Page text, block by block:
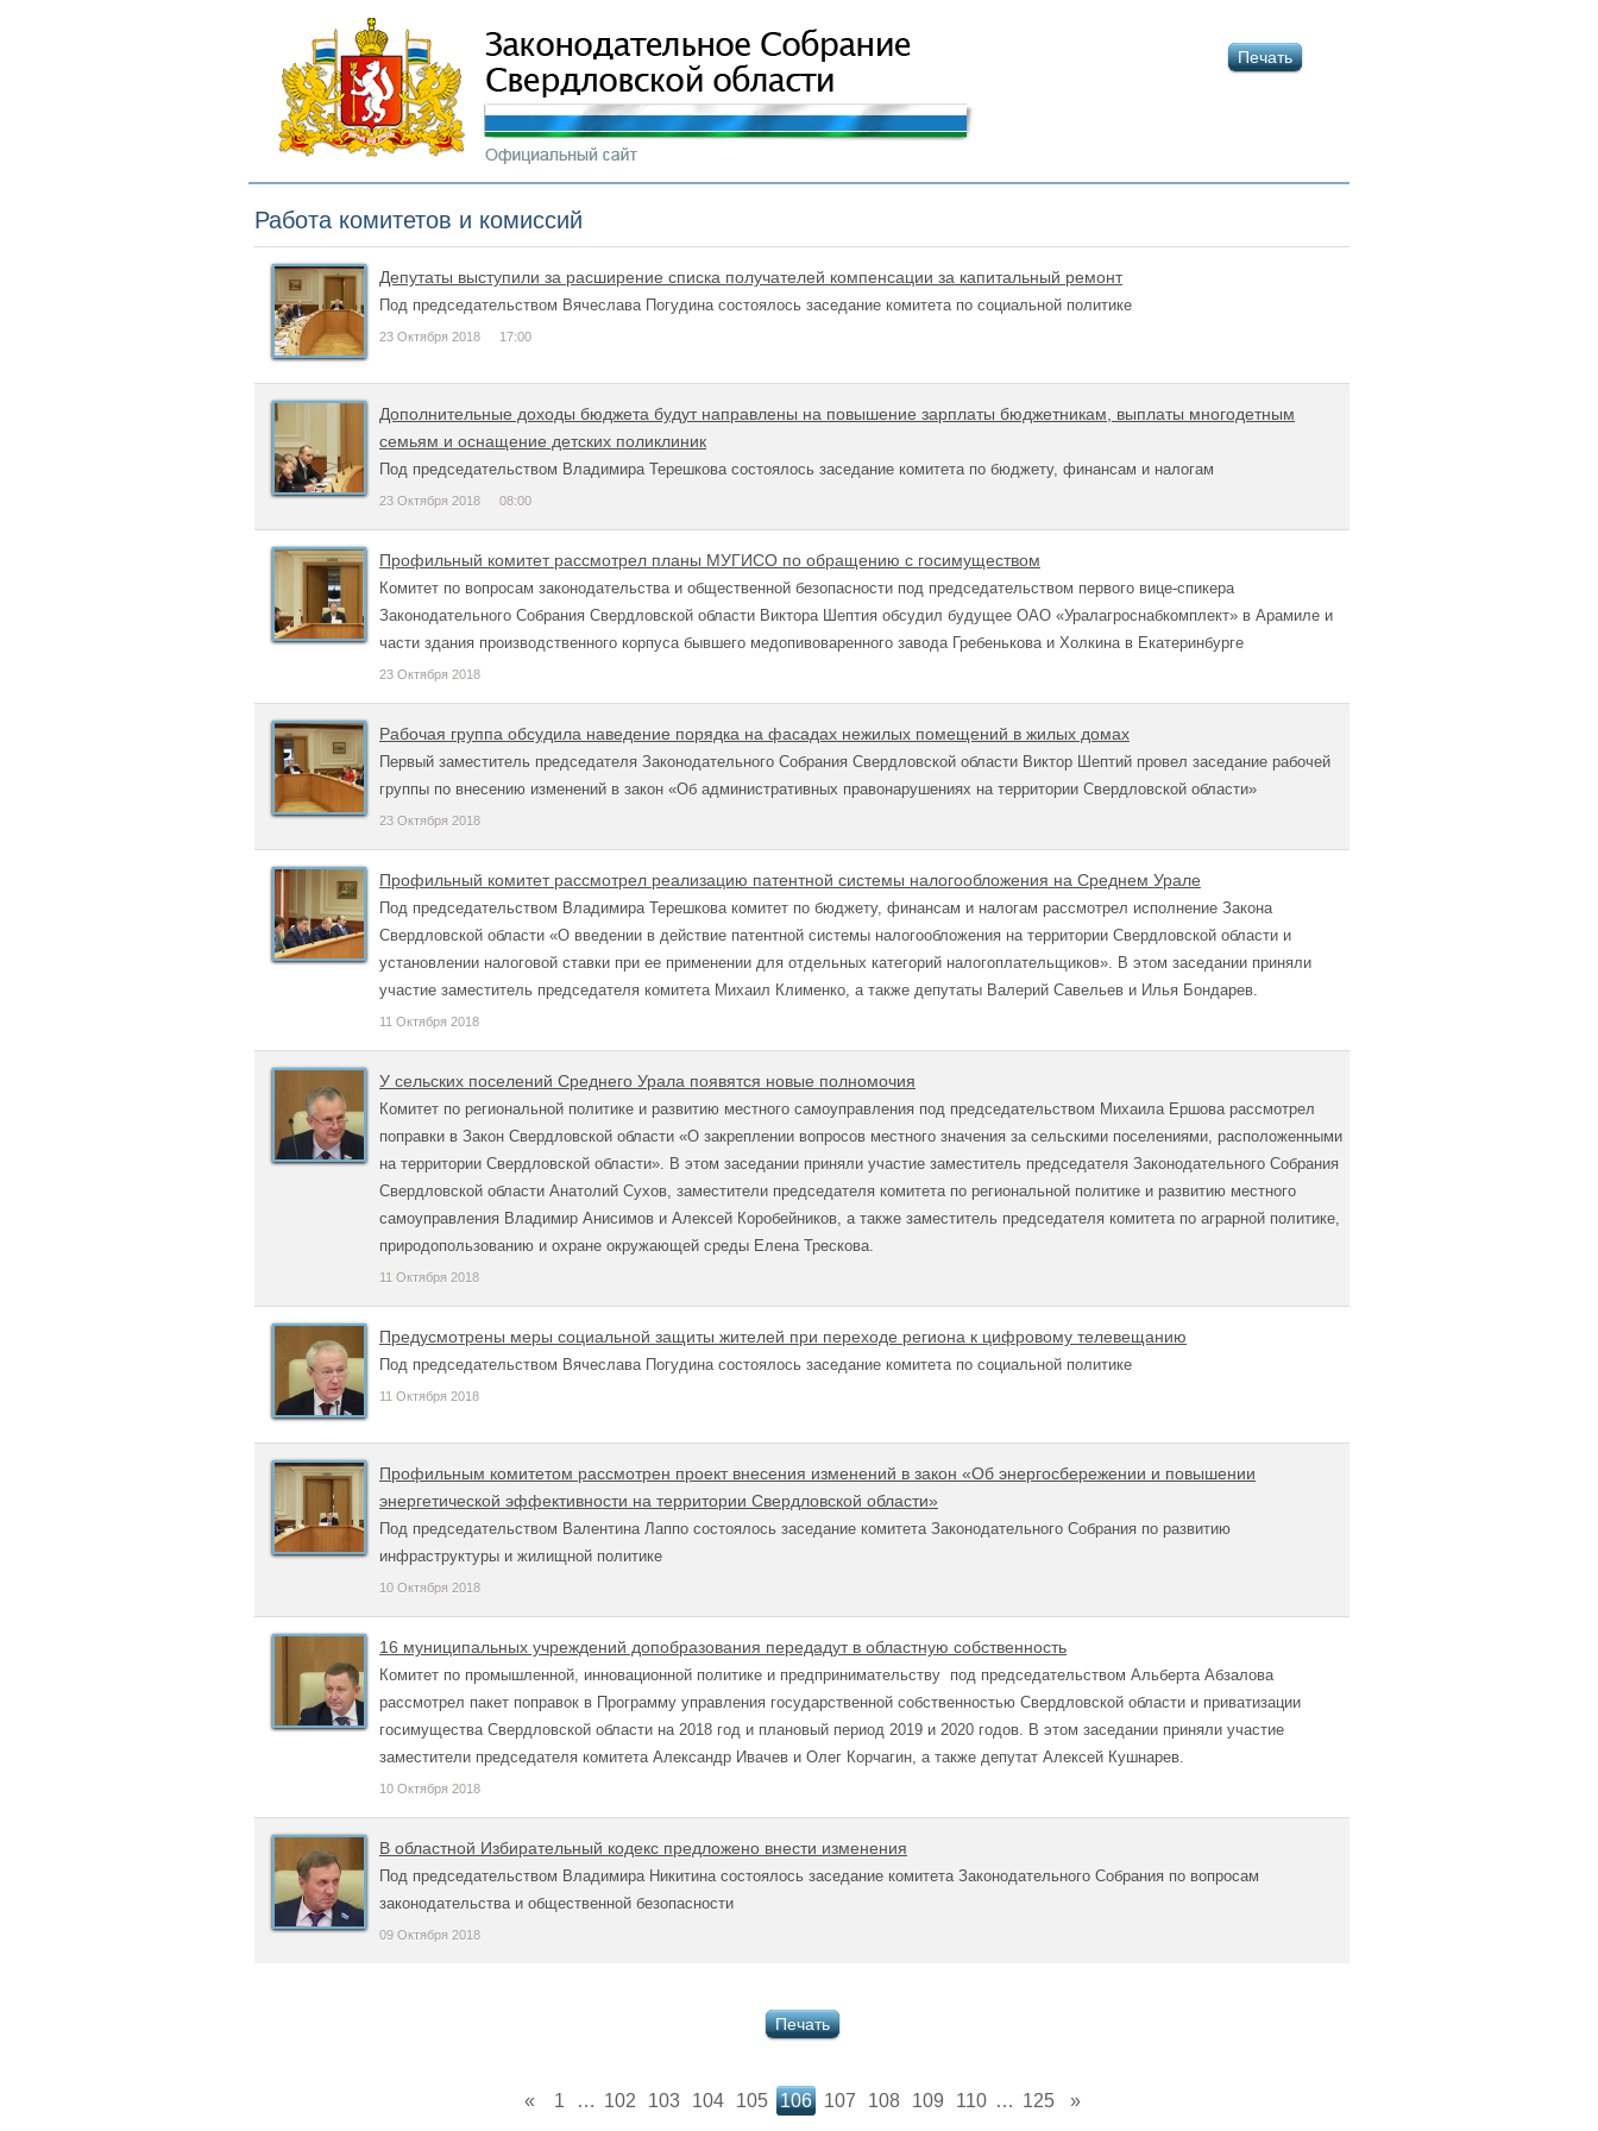
Печать
Работа комитетов и комиссий
Депутаты выступили за расширение списка получателей компенсации за капитальный ремонт
Под председательством Вячеслава Погудина состоялось заседание комитета по социальной политике
23 Октября 2018 17:00
Дополнительные доходы бюджета будут направлены на повышение зарплаты бюджетникам, выплаты многодетным
семьям и оснащение детских поликлиник
Под председательством Владимира Терешкова состоялось заседание комитета по бюджету, финансам и налогам
23 Октября 2018 08:00
Профильный комитет рассмотрел планы МУГИСО по обращению с госимуществом
Комитет по вопросам законодательства и общественной безопасности под председательством первого вице-спикера
Законодательного Собрания Свердловской области Виктора Шептия обсудил будущее ОАО «Уралагроснабкомплект» в Арамиле и
части здания производственного корпуса бывшего медопивоваренного завода Гребенькова и Холкина в Екатеринбурге
23 Октября 2018
Рабочая группа обсудила наведение порядка на фасадах нежилых помещений в жилых домах
Первый заместитель председателя Законодательного Собрания Свердловской области Виктор Шептий провел заседание рабочей
группы по внесению изменений в закон «Об административных правонарушениях на территории Свердловской области»
23 Октября 2018
Профильный комитет рассмотрел реализацию патентной системы налогообложения на Среднем Урале
Под председательством Владимира Терешкова комитет по бюджету, финансам и налогам рассмотрел исполнение Закона
Свердловской области «О введении в действие патентной системы налогообложения на территории Свердловской области и
установлении налоговой ставки при ее применении для отдельных категорий налогоплательщиков». В этом заседании приняли
участие заместитель председателя комитета Михаил Клименко, а также депутаты Валерий Савельев и Илья Бондарев.
11 Октября 2018
У сельских поселений Среднего Урала появятся новые полномочия
Комитет по региональной политике и развитию местного самоуправления под председательством Михаила Ершова рассмотрел
поправки в Закон Свердловской области «О закреплении вопросов местного значения за сельскими поселениями, расположенными
на территории Свердловской области». В этом заседании приняли участие заместитель председателя Законодательного Собрания
Свердловской области Анатолий Сухов, заместители председателя комитета по региональной политике и развитию местного
самоуправления Владимир Анисимов и Алексей Коробейников, а также заместитель председателя комитета по аграрной политике,
природопользованию и охране окружающей среды Елена Трескова.
11 Октября 2018
Предусмотрены меры социальной защиты жителей при переходе региона к цифровому телевещанию
Под председательством Вячеслава Погудина состоялось заседание комитета по социальной политике
11 Октября 2018
Профильным комитетом рассмотрен проект внесения изменений в закон «Об энергосбережении и повышении
энергетической эффективности на территории Свердловской области»
Под председательством Валентина Лаппо состоялось заседание комитета Законодательного Собрания по развитию
инфраструктуры и жилищной политике
10 Октября 2018
16 муниципальных учреждений допобразования передадут в областную собственность
Комитет по промышленной, инновационной политике и предпринимательству под председательством Альберта Абзалова
рассмотрел пакет поправок в Программу управления государственной собственностью Свердловской области и приватизации
госимущества Свердловской области на 2018 год и плановый период 2019 и 2020 годов. В этом заседании приняли участие
заместители председателя комитета Александр Ивачев и Олег Корчагин, а также депутат Алексей Кушнарев.
10 Октября 2018
В областной Избирательный кодекс предложено внести изменения
Под председательством Владимира Никитина состоялось заседание комитета Законодательного Собрания по вопросам
законодательства и общественной безопасности
09 Октября 2018
Печать
« 1 … 102 103 104 105 106 107 108 109 110 … 125 »